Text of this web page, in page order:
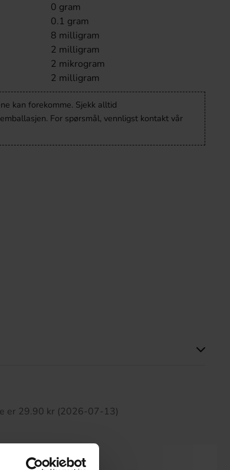
0 gram
0.1 gram
8 milligram
2 milligram
2 mikrogram
2 milligram
kan forekomme. Sjekk alltid
For spørsmål, vennligst kontakt vår
er 29.90 kr (2026-07-13)